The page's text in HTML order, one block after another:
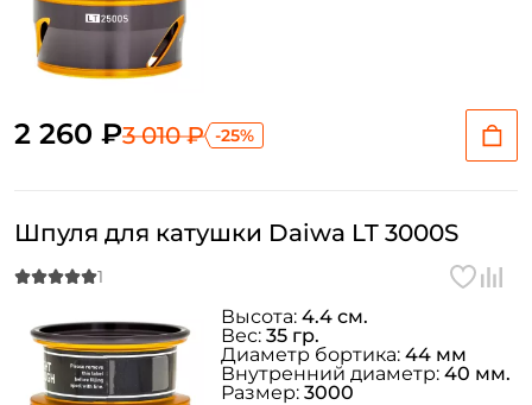
2 260 ₽3 010 ₽ -25%
Шпуля для катушки Daiwa LT 3000S
Высота: 4.4 см.
Вес: 35 гр.
Диаметр бортика: 44 мм
Внутренний диаметр: 40 мм.
Размер: 3000
Придумайте пароль: *
Повторите пароль: *
Создать аккаунт
У меня уже есть аккаунт